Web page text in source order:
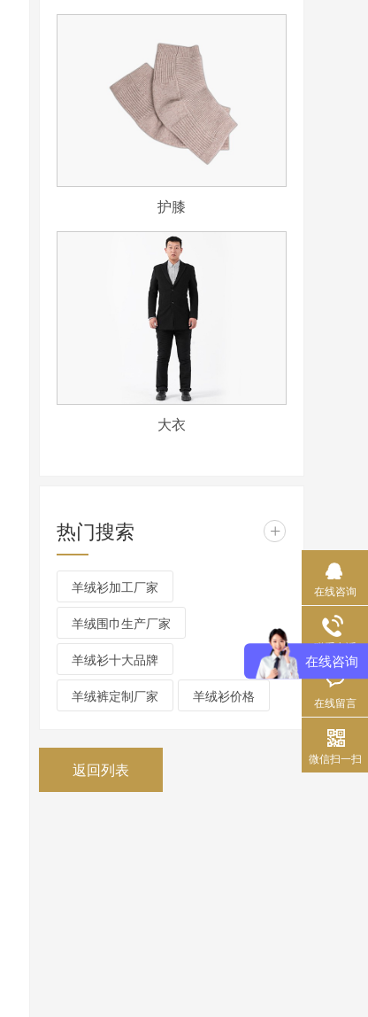
护膝
大衣
热门搜索 +
羊绒衫加工厂家
羊绒围巾生产厂家
羊绒衫十大品牌
羊绒裤定制厂家 羊绒衫价格
返回列表
在线咨询
联系电话
在线留言
微信扫一扫
在线咨询